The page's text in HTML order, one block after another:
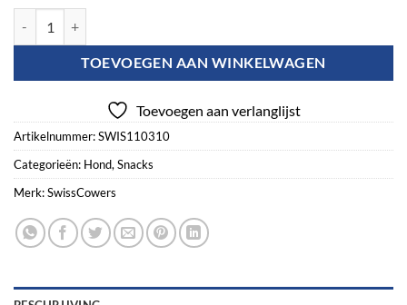
TOEVOEGEN AAN WINKELWAGEN
Toevoegen aan verlanglijst
Artikelnummer:SWIS110310
Categorieën: Hond,Snacks
Merk:SwissCowers